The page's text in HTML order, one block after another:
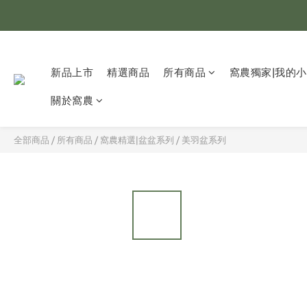
新品上市 精選商品 所有商品 窩農獨家|我的
關於窩農
全部商品 / 所有商品 / 窩農精選|盆盆系列 / 美羽盆系列